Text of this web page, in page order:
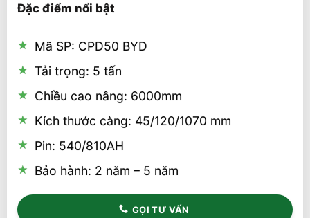
dựa trên
đánh giá
Đặc điểm nổi bật
Mã SP: CPD50 BYD
Tải trọng: 5 tấn
Chiều cao nâng: 6000mm
Kích thước càng: 45/120/1070 mm
Pin: 540/810AH
Bảo hành: 2 năm – 5 năm
GỌI TƯ VẤN